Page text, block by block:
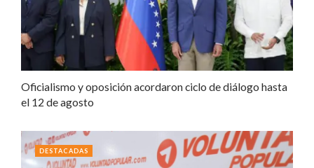
Oficialismo y oposición acordaron ciclo de diálogo hasta
el 12 de agosto
DESTACADAS